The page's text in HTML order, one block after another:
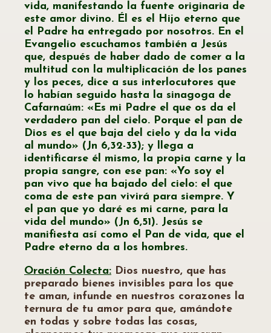
vida, manifestando la fuente originaria de
este amor divino. Él es el Hijo eterno que
el Padre ha entregado por nosotros. En el
Evangelio escuchamos también a Jesús
que, después de haber dado de comer a la
multitud con la multiplicación de los panes
y los peces, dice a sus interlocutores que
lo habían seguido hasta la sinagoga de
Cafarnaúm: «Es mi Padre el que os da el
verdadero pan del cielo. Porque el pan de
Dios es el que baja del cielo y da la vida
al mundo» (Jn 6,32-33); y llega a
identificarse él mismo, la propia carne y la
propia sangre, con ese pan: «Yo soy el
pan vivo que ha bajado del cielo: el que
coma de este pan vivirá para siempre. Y
el pan que yo daré es mi carne, para la
vida del mundo» (Jn 6,51). Jesús se
manifiesta así como el Pan de vida, que el
Padre eterno da a los hombres.
Oración Colecta: Dios nuestro, que has
preparado bienes invisibles para los que
te aman, infunde en nuestros corazones la
ternura de tu amor para que, amándote
en todas y sobre todas las cosas,